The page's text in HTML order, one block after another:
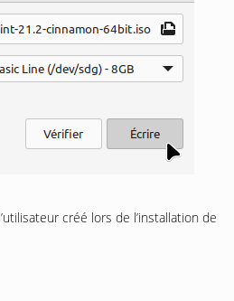
créé lors de l’installation de